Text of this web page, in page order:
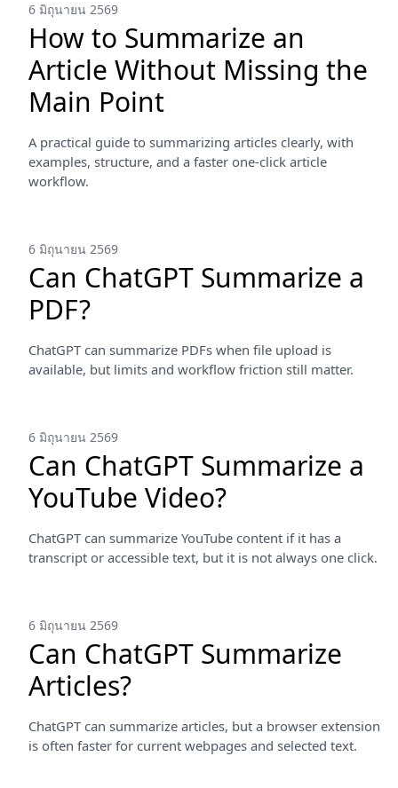
6 มิถุนายน 2569
How to Summarize an
Article Without Missing the
Main Point
A practical guide to summarizing articles clearly, with
examples, structure, and a faster one-click article
workflow.
6 มิถุนายน 2569
Can ChatGPT Summarize a
PDF?
ChatGPT can summarize PDFs when file upload is
available, but limits and workflow friction still matter.
6 มิถุนายน 2569
Can ChatGPT Summarize a
YouTube Video?
ChatGPT can summarize YouTube content if it has a
transcript or accessible text, but it is not always one click.
6 มิถุนายน 2569
Can ChatGPT Summarize
Articles?
ChatGPT can summarize articles, but a browser extension
is often faster for current webpages and selected text.